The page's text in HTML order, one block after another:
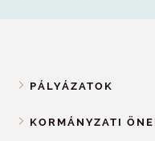
PÁLYÁZATOK
KORMÁNYZATI